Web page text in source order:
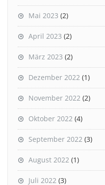
Mai 2023 (2)
April 2023 (2)
März 2023 (2)
Dezember 2022 (1)
November 2022 (2)
Oktober 2022 (4)
September 2022 (3)
August 2022 (1)
Juli 2022 (3)